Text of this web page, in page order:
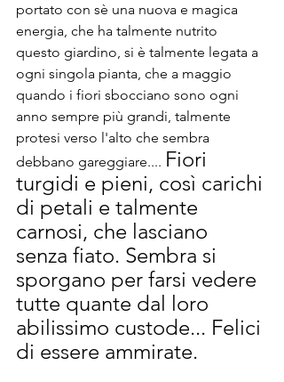
portato con sè una nuova e magica
energia, che ha talmente nutrito
questo giardino, si è talmente legata a
ogni singola pianta, che a maggio
quando i fiori sbocciano sono ogni
anno sempre più grandi, talmente
protesi verso l'alto che sembra
debbano gareggiare.... Fiori
turgidi e pieni, così carichi
di petali e talmente
carnosi, che lasciano
senza fiato. Sembra si
sporgano per farsi vedere
tutte quante dal loro
abilissimo custode... Felici
di essere ammirate.